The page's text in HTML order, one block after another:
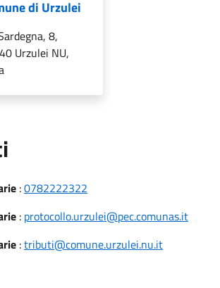
di Urzulei
8,
Urzulei NU,
:0782222322
: protocollo.urzulei@pec.comunas.it
:tributi@comune.urzulei.nu.it